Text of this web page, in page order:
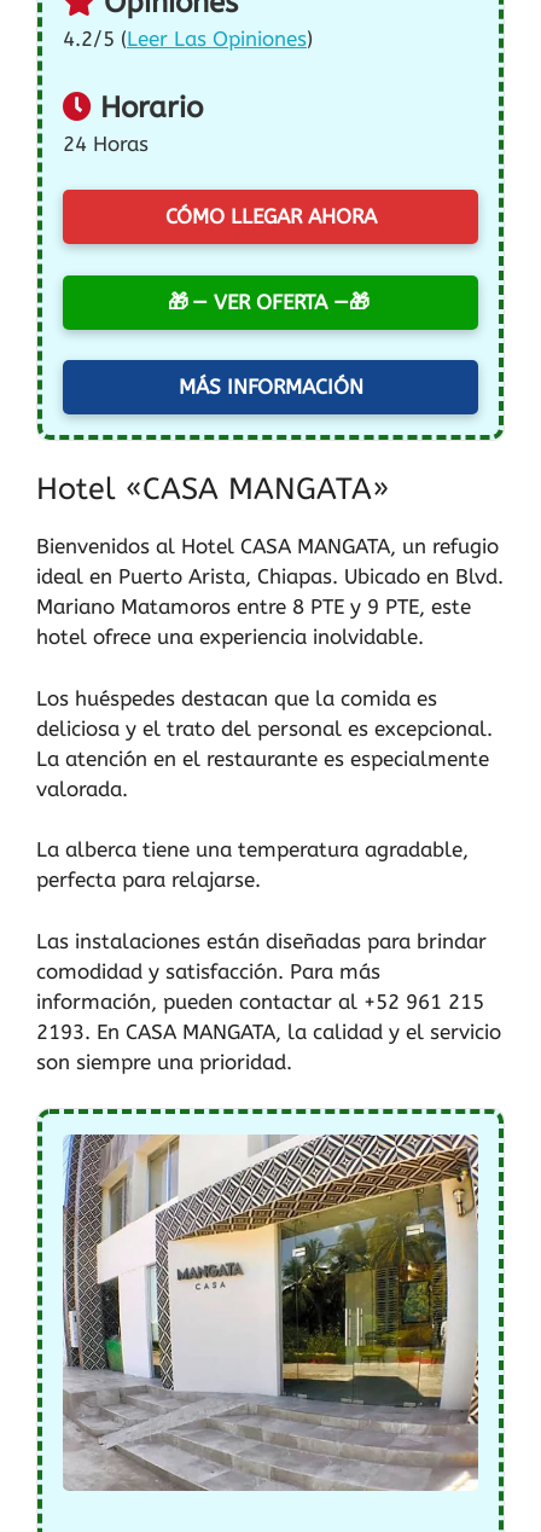
4.2/5 (Leer Las Opiniones)
Horario
24 Horas
CÓMO LLEGAR AHORA
— VER OFERTA —
MÁS INFORMACIÓN
Hotel «CASA MANGATA»
Bienvenidos al Hotel CASA MANGATA, un refugio
ideal en Puerto Arista, Chiapas. Ubicado en Blvd.
Mariano Matamoros entre 8 PTE y 9 PTE, este
hotel ofrece una experiencia inolvidable.
Los huéspedes destacan que la comida es
deliciosa y el trato del personal es excepcional.
La atención en el restaurante es especialmente
valorada.
La alberca tiene una temperatura agradable,
perfecta para relajarse.
Las instalaciones están diseñadas para brindar
comodidad y satisfacción. Para más
información, pueden contactar al +52 961 215
2193. En CASA MANGATA, la calidad y el servicio
son siempre una prioridad.